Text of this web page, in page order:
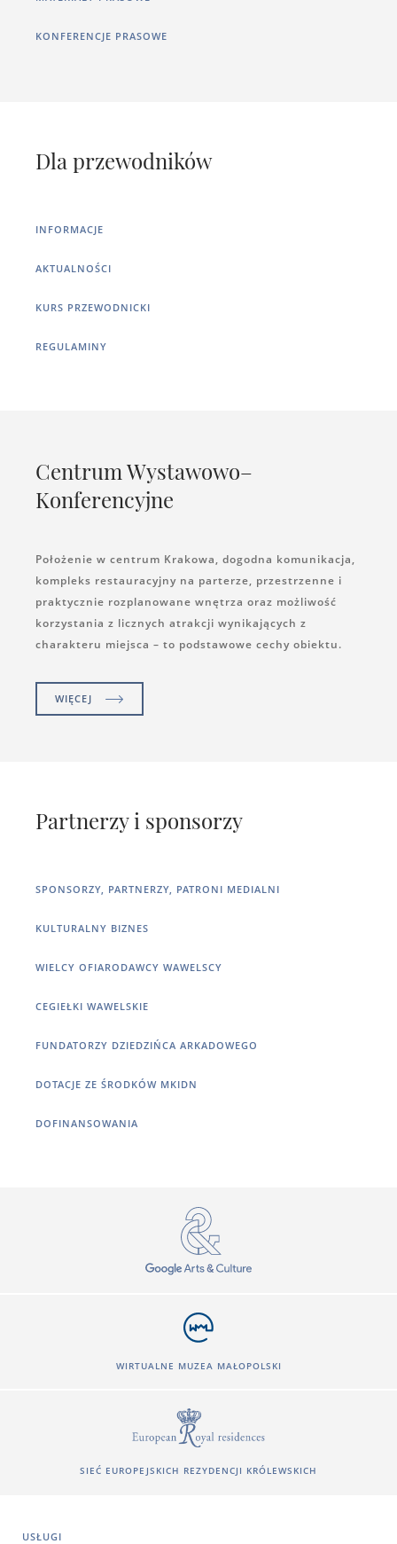
KONFERENCJE PRASOWE
Dla przewodników
INFORMACJE
AKTUALNOŚCI
KURS PRZEWODNICKI
REGULAMINY
Centrum Wystawowo–
Konferencyjne
Położenie w centrum Krakowa, dogodna komunikacja,
kompleks restauracyjny na parterze, przestrzenne i
praktycznie rozplanowane wnętrza oraz możliwość
korzystania z licznych atrakcji wynikających z
charakteru miejsca – to podstawowe cechy obiektu.
WIĘCEJ
Partnerzy i sponsorzy
SPONSORZY, PARTNERZY, PATRONI MEDIALNI
KULTURALNY BIZNES
WIELCY OFIARODAWCY WAWELSCY
CEGIEŁKI WAWELSKIE
FUNDATORZY DZIEDZIŃCA ARKADOWEGO
DOTACJE ZE ŚRODKÓW MKIDN
DOFINANSOWANIA
WIRTUALNE MUZEA MAŁOPOLSKI
SIEĆ EUROPEJSKICH REZYDENCJI KRÓLEWSKICH
USŁUGI